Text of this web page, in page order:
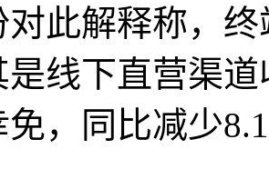
对此解释称，
是线下直营渠
，同比减少